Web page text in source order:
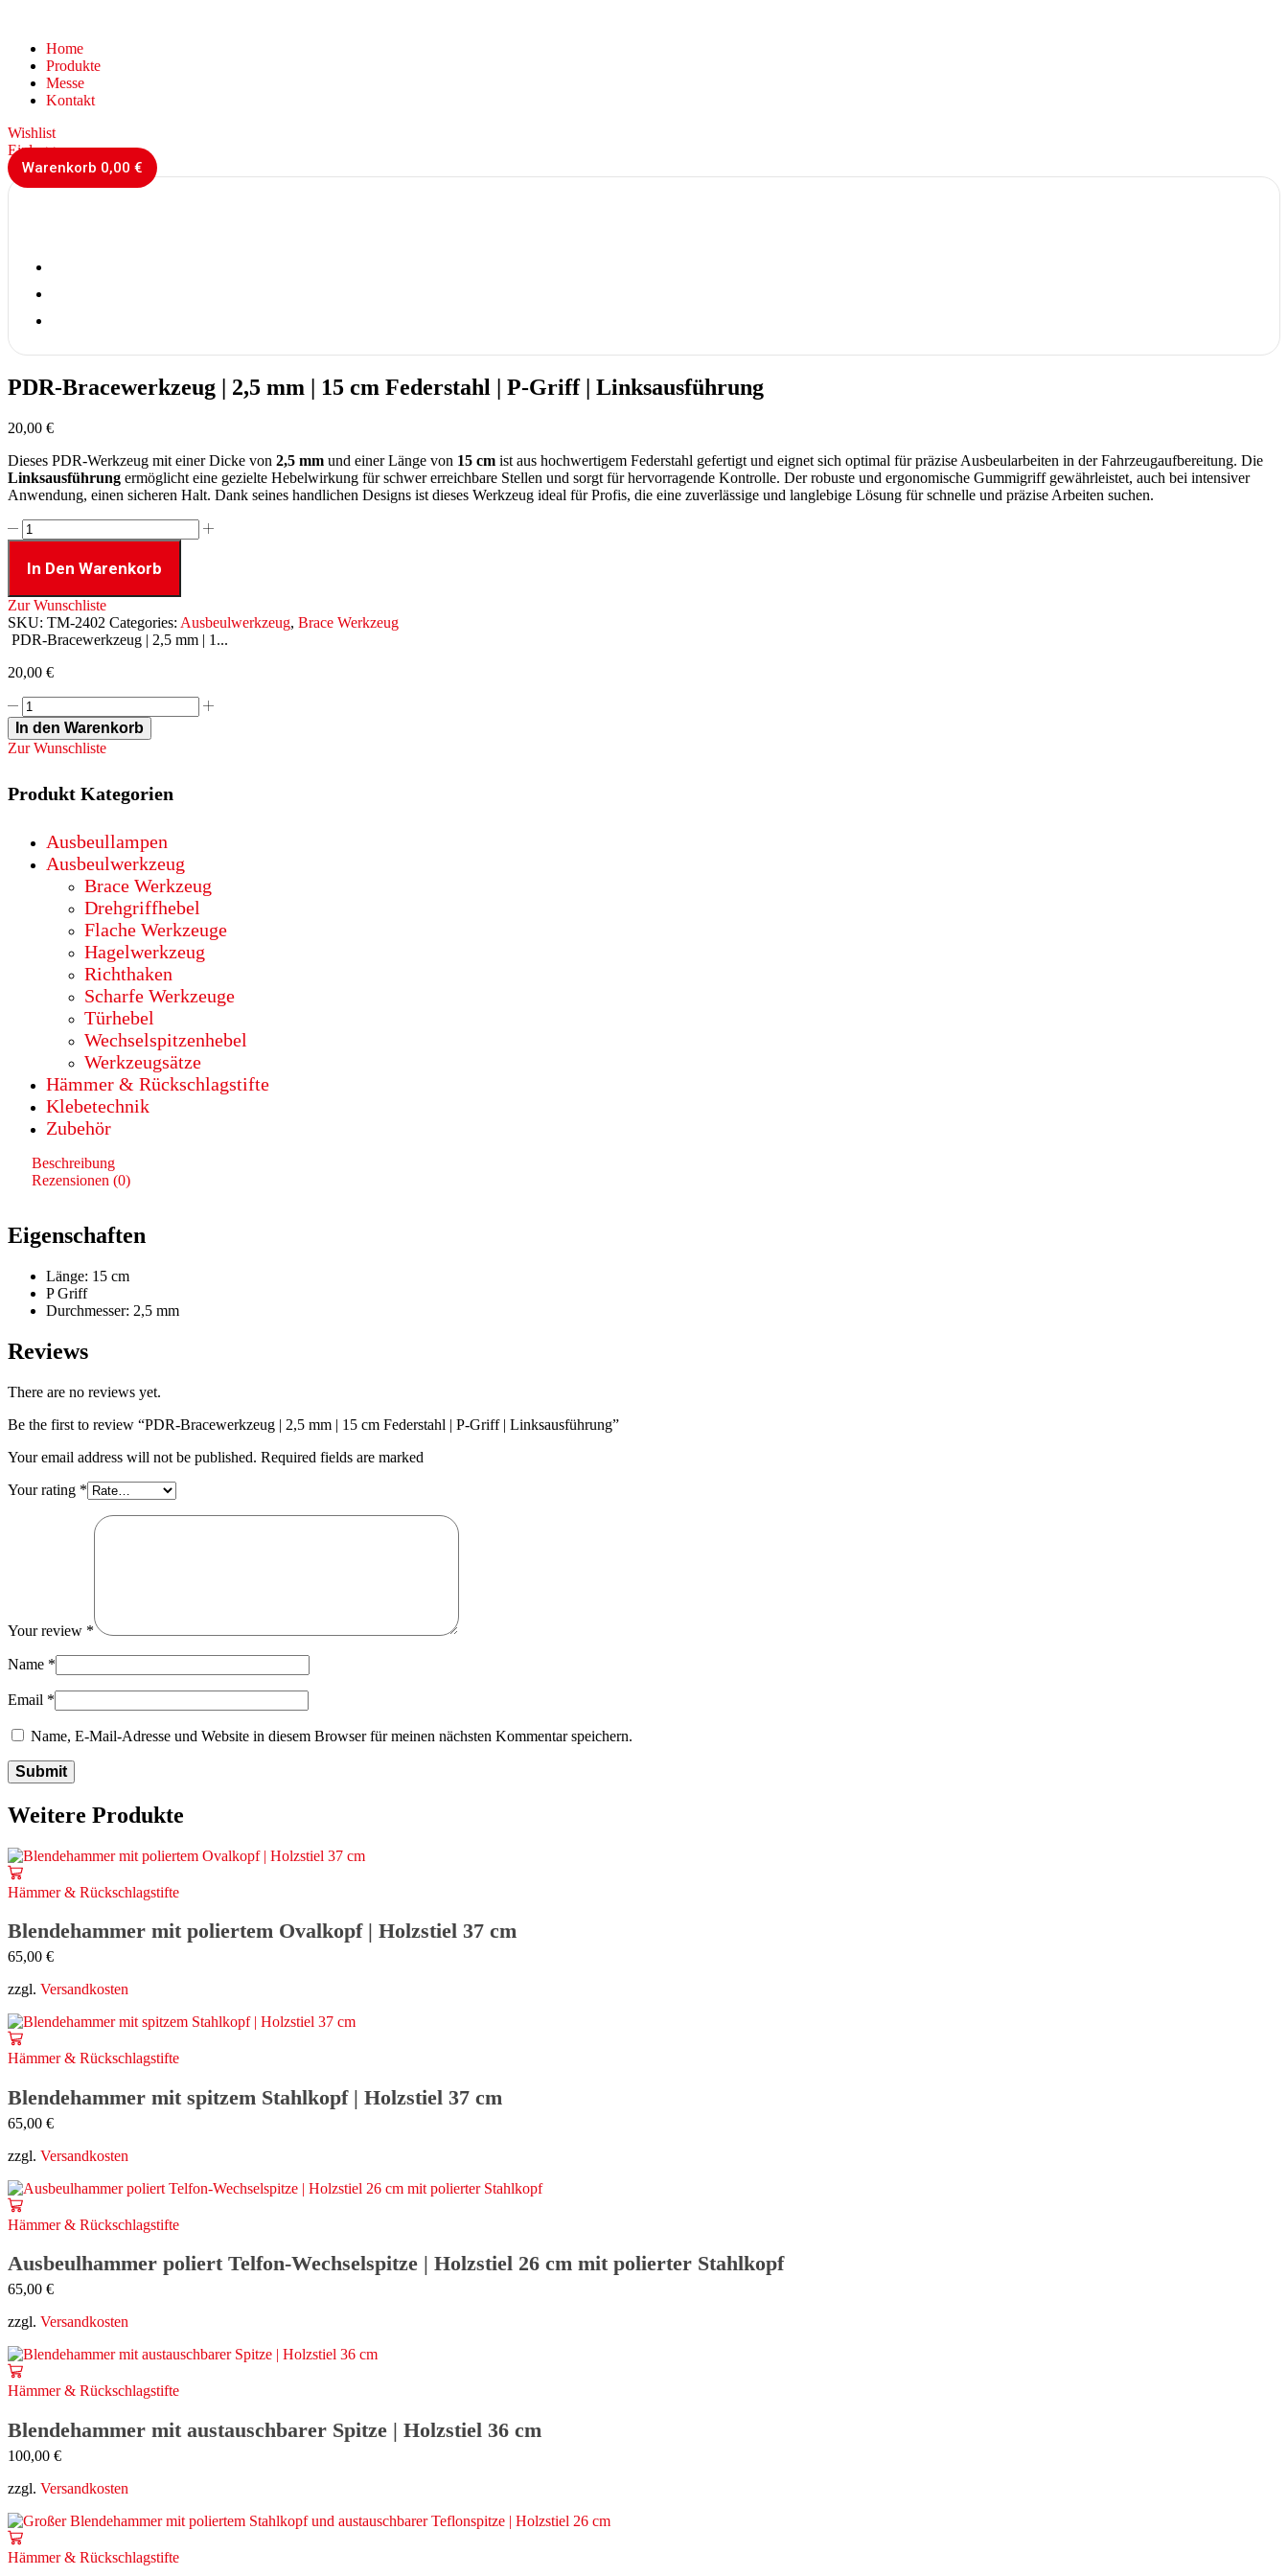
Home
Produkte
Messe
Kontakt
Wishlist
Einloggen
Warenkorb 0,00 €
PDR-Bracewerkzeug | 2,5 mm | 15 cm Federstahl | P-Griff | Linksausführung
20,00 €
Dieses PDR-Werkzeug mit einer Dicke von 2,5 mm und einer Länge von 15 cm ist aus hochwertigem Federstahl gefertigt und eignet sich optimal für präzise Ausbeularbeiten in der Fahrzeugaufbereitung. Die
Linksausführung ermöglicht eine gezielte Hebelwirkung für schwer erreichbare Stellen und sorgt für hervorragende Kontrolle. Der robuste und ergonomische Gummigriff gewährleistet, auch bei intensiver
Anwendung, einen sicheren Halt. Dank seines handlichen Designs ist dieses Werkzeug ideal für Profis, die eine zuverlässige und langlebige Lösung für schnelle und präzise Arbeiten suchen.
PDR-
Bracewerkzeug
2,5
mm
|
15
cm
Federstahl
|
P-
Griff
|
Linksausführung
In Den Warenkorb
Zur Wunschliste
SKU: TM-2402 Categories: Ausbeulwerkzeug, Brace Werkzeug
PDR-Bracewerkzeug | 2,5 mm | 1...
20,00 €
PDR-
Bracewerkzeug
|
2,5
|
Federstahl
Linksausführung
In den Warenkorb
Zur Wunschliste
Produkt Kategorien
Ausbeullampen
Ausbeulwerkzeug
Brace Werkzeug
Drehgriffhebel
Flache Werkzeuge
Hagelwerkzeug
Richthaken
Scharfe Werkzeuge
Türhebel
Wechselspitzenhebel
Werkzeugsätze
Hämmer & Rückschlagstifte
Klebetechnik
Zubehör
Beschreibung
Rezensionen (0)
Eigenschaften
Länge: 15 cm
P Griff
Durchmesser: 2,5 mm
Reviews
There are no reviews yet.
Be the first to review “PDR-Bracewerkzeug | 2,5 mm | 15 cm Federstahl | P-Griff | Linksausführung”
Your email address will not be published. Required fields are marked
Your rating *
Your review *
Name *
Email *
Name, E-Mail-Adresse und Website in diesem Browser für meinen nächsten Kommentar speichern.
Weitere Produkte
Hämmer & Rückschlagstifte
Blendehammer mit poliertem Ovalkopf | Holzstiel 37 cm
65,00 €
zzgl. Versandkosten
Hämmer & Rückschlagstifte
Blendehammer mit spitzem Stahlkopf | Holzstiel 37 cm
65,00 €
zzgl. Versandkosten
Hämmer & Rückschlagstifte
Ausbeulhammer poliert Telfon-Wechselspitze | Holzstiel 26 cm mit polierter Stahlkopf
65,00 €
zzgl. Versandkosten
Hämmer & Rückschlagstifte
Blendehammer mit austauschbarer Spitze | Holzstiel 36 cm
100,00 €
zzgl. Versandkosten
Hämmer & Rückschlagstifte